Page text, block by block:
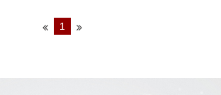
1